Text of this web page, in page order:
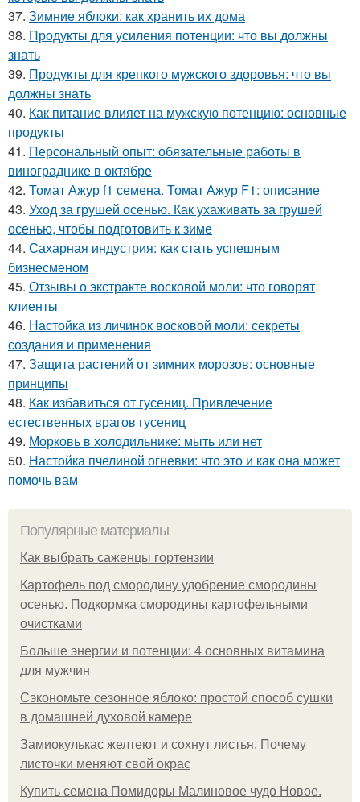
37. Зимние яблоки: как хранить их дома
38. Продукты для усиления потенции: что вы должны
знать
39. Продукты для крепкого мужского здоровья: что вы
должны знать
40. Как питание влияет на мужскую потенцию: основные
продукты
41. Персональный опыт: обязательные работы в
винограднике в октябре
42. Томат Ажур f1 семена. Томат Ажур F1: описание
43. Уход за грушей осенью. Как ухаживать за грушей
осенью, чтобы подготовить к зиме
44. Сахарная индустрия: как стать успешным
бизнесменом
45. Отзывы о экстракте восковой моли: что говорят
клиенты
46. Настойка из личинок восковой моли: секреты
создания и применения
47. Защита растений от зимних морозов: основные
принципы
48. Как избавиться от гусениц. Привлечение
естественных врагов гусениц
49. Морковь в холодильнике: мыть или нет
50. Настойка пчелиной огневки: что это и как она может
помочь вам
Популярные материалы
Как выбрать саженцы гортензии
Картофель под смородину удобрение смородины
осенью. Подкормка смородины картофельными
очистками
Больше энергии и потенции: 4 основных витамина
для мужчин
Сэкономьте сезонное яблоко: простой способ сушки
в домашней духовой камере
Замиокулькас желтеют и сохнут листья. Почему
листочки меняют свой окрас
Купить семена Помидоры Малиновое чудо Новое.